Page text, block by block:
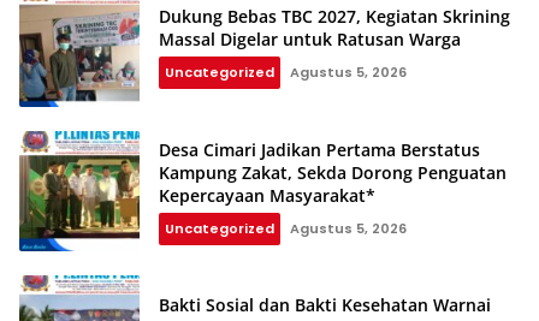
Dukung Bebas TBC 2027, Kegiatan Skrining
Massal Digelar untuk Ratusan Warga
Uncategorized Agustus 5, 2026
Desa Cimari Jadikan Pertama Berstatus
Kampung Zakat, Sekda Dorong Penguatan
Kepercayaan Masyarakat*
Uncategorized Agustus 5, 2026
Bakti Sosial dan Bakti Kesehatan Warnai